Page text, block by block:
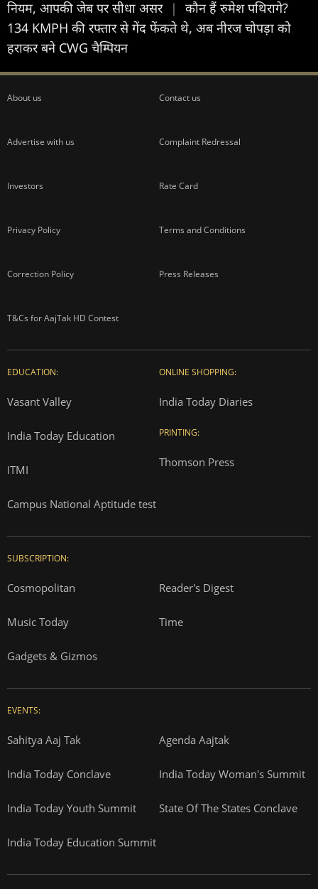
नियम, आपकी जेब पर सीधा असर |
कौन हैं रुमेश पथिरागे?
134 KMPH की रफ्तार से गेंद फेंकते थे, अब नीरज चोपड़ा को
हराकर बने CWG चैम्पियन
About us Contact us
Advertise with us Complaint Redressal
Investors Rate Card
Privacy Policy Terms and Conditions
Correction Policy Press Releases
T&Cs for AajTak HD Contest
EDUCATION:
Vasant Valley
India Today Education
ITMI
Campus National Aptitude test
ONLINE SHOPPING:
India Today Diaries
PRINTING:
Thomson Press
SUBSCRIPTION:
Cosmopolitan Reader's Digest
Music Today Time
Gadgets & Gizmos
EVENTS:
Sahitya Aaj Tak Agenda Aajtak
India Today Conclave India Today Woman's Summit
India Today Youth Summit State Of The States Conclave
India Today Education Summit